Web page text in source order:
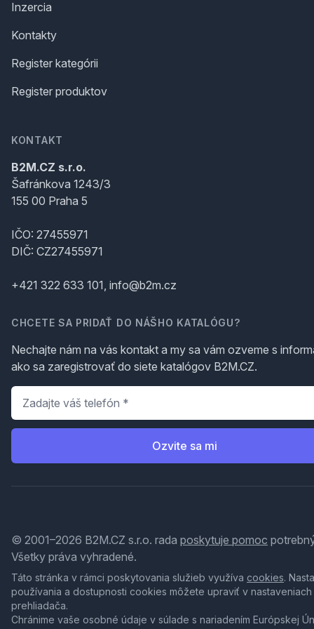
Inzercia
Kontakty
Register kategórii
Register produktov
KONTAKT
B2M.CZ s.r.o.
Šafránkova 1243/3
155 00 Praha 5
IČO: 27455971
DIČ: CZ27455971
+421 322 633 101, info@b2m.cz
CHCETE SA PRIDAŤ DO NÁŠHO KATALÓGU?
Nechajte nám na vás kontakt a my sa vám ozveme s
ako sa zaregistrovať do siete katalógov B2M.CZ.
Telefón
Ozvite sa mi
© 2001–2026 B2M.CZ s.r.o. rada poskytuje pomoc
Všetky práva vyhradené.
Táto stránka v rámci poskytovania služieb využíva cookies.
používania a dostupnosti cookies môžete upraviť v nastaveniach
prehliadača.
Chránime vaše osobné údaje v súlade s nariadením Európskej